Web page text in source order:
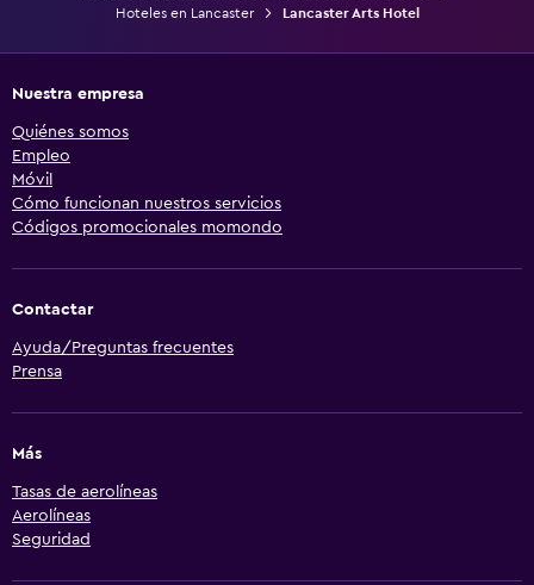
Hoteles en Lancaster
Lancaster Arts Hotel
Nuestra empresa
Quiénes somos
Empleo
Móvil
Cómo funcionan nuestros servicios
Códigos promocionales momondo
Contactar
Ayuda/Preguntas frecuentes
Prensa
Más
Tasas de aerolíneas
Aerolíneas
Seguridad